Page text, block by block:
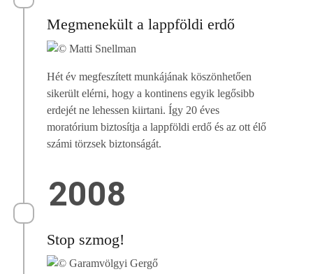
Megmenekült a lappföldi erdő
Hét év megfeszített munkájának köszönhetően
sikerült elérni, hogy a kontinens egyik legősibb
erdejét ne lehessen kiirtani. Így 20 éves
moratórium biztosítja a lappföldi erdő és az ott élő
számi törzsek biztonságát.
2008
Stop szmog!